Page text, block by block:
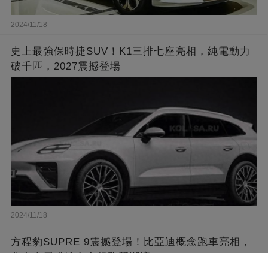
2024/11/18
史上最強保時捷SUV！K1三排七座亮相，純電動力
破千匹，2027震撼登場
2024/11/18
方程豹SUPRE 9震撼登場！比亞迪概念跑車亮相，